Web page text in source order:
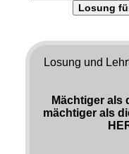
Losung
Losung und
Mächtiger als
mächtiger als